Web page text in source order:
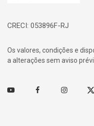
CRECI: 053896F-RJ
Os valores, condições e
a alterações sem aviso
Youtube FacebookInstagram